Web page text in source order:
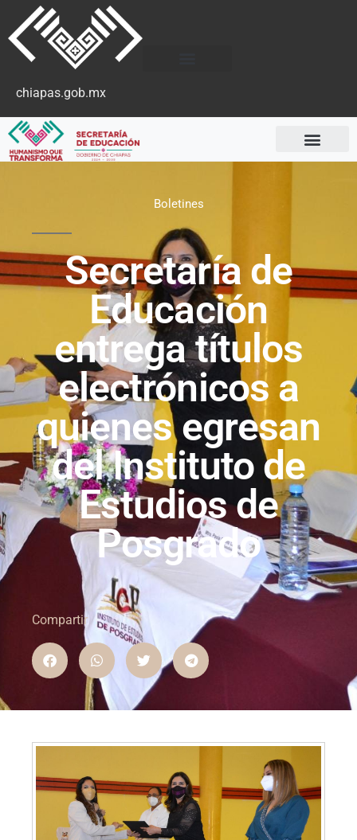
chiapas.gob.mx
Boletines
Secretaría de
Educación
entrega títulos
electrónicos a
quienes egresan
del Instituto de
Estudios de
Posgrado
Compartir